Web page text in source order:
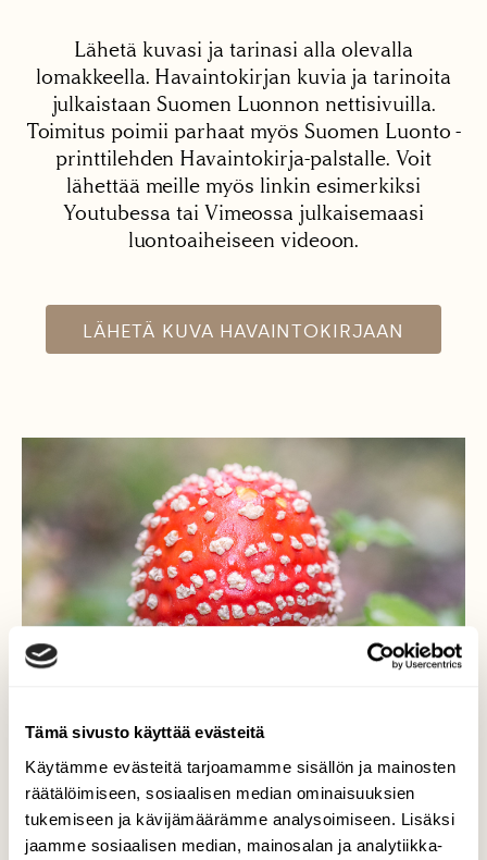
Tämä sivusto käyttää evästeitä
Käytämme evästeitä tarjoamamme sisällön ja mainosten
räätälöimiseen, sosiaalisen median ominaisuuksien
tukemiseen ja kävijämäärämme analysoimiseen. Lisäksi
jaamme sosiaalisen median, mainosalan ja analytiikka-
Lähetä kuvasi ja tarinasi alla olevalla
lomakkeella. Havaintokirjan kuvia ja tarinoita
julkaistaan Suomen Luonnon nettisivuilla.
Toimitus poimii parhaat myös Suomen Luonto -
printtilehden Havaintokirja-palstalle. Voit
lähettää meille myös linkin esimerkiksi
Youtubessa tai Vimeossa julkaisemaasi
luontoaiheiseen videoon.
LÄHETÄ KUVA HAVAINTOKIRJAAN